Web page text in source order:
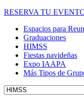
RESERVA TU
Espacios para
Graduaciones
HIMSS
Fiestas navideñas
Expo IAAPA
Más Tipos de